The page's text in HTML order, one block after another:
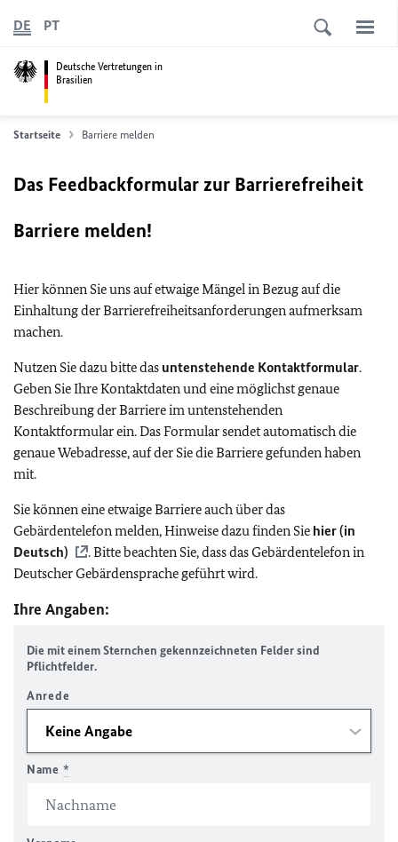
Deutsche Vertretungen in
Brasilien
DE PT
Startseite Barriere melden
Das Feedbackformular zur Barrierefreiheit
Barriere melden!
Hier können Sie uns auf etwaige Mängel in Bezug auf die
Einhaltung der Barrierefreiheitsanforderungen aufmerksam
machen.
Nutzen Sie dazu bitte das untenstehende Kontaktformular.
Geben Sie Ihre Kontaktdaten und eine möglichst genaue
Beschreibung der Barriere im untenstehenden
Kontaktformular ein. Das Formular sendet automatisch die
genaue Webadresse, auf der Sie die Barriere gefunden haben
mit.
Sie können eine etwaige Barriere auch über das
Gebärdentelefon melden, Hinweise dazu finden Sie hier (in
Deutsch)
. Bitte beachten Sie, dass das Gebärdentelefon in
Deutscher Gebärdensprache geführt wird.
Ihre Angaben:
Die mit einem Sternchen gekennzeichneten Felder sind
Pflichtfelder.
Anrede
Name *